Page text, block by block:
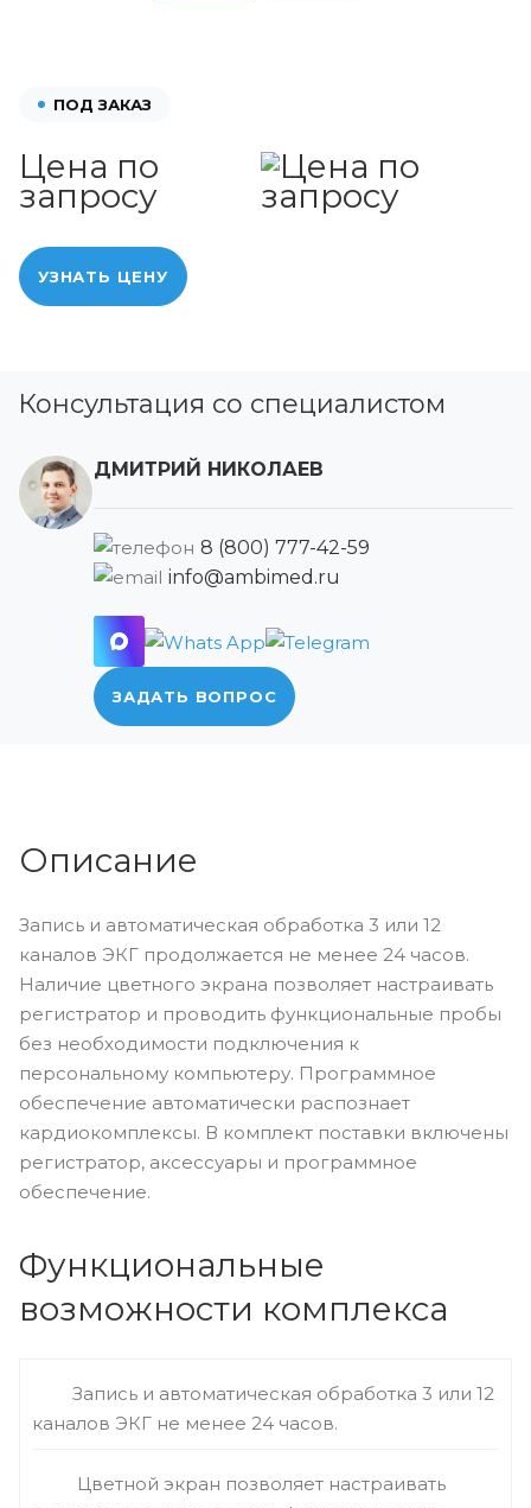
ПОД ЗАКАЗ
Цена по
запросу
УЗНАТЬ ЦЕНУ
Консультация со специалистом
ДМИТРИЙ НИКОЛАЕВ
8 (800) 777-42-59
info@ambimed.ru
ЗАДАТЬ ВОПРОС
Описание
Запись и автоматическая обработка 3 или 12
каналов ЭКГ продолжается не менее 24 часов.
Наличие цветного экрана позволяет настраивать
регистратор и проводить функциональные пробы
без необходимости подключения к
персональному компьютеру. Программное
обеспечение автоматически распознает
кардиокомплексы. В комплект поставки включены
регистратор, аксессуары и программное
обеспечение.
Функциональные
возможности комплекса
Запись и автоматическая обработка 3 или 12
каналов ЭКГ не менее 24 часов.
Цветной экран позволяет настраивать